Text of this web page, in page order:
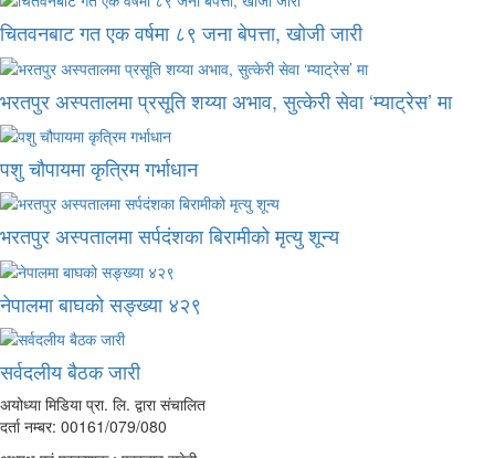
चितवनबाट गत एक वर्षमा ८९ जना बेपत्ता, खोजी जारी
भरतपुर अस्पतालमा प्रसूति शय्या अभाव, सुत्केरी सेवा ‘म्याट्रेस’ मा
पशु चौपायमा कृत्रिम गर्भाधान
भरतपुर अस्पतालमा सर्पदंशका बिरामीको मृत्यु शून्य
नेपालमा बाघको सङ्ख्या ४२९
सर्वदलीय बैठक जारी
अयोध्या मिडिया प्रा. लि. द्वारा संचालित
दर्ता नम्बर: 00161/079/080